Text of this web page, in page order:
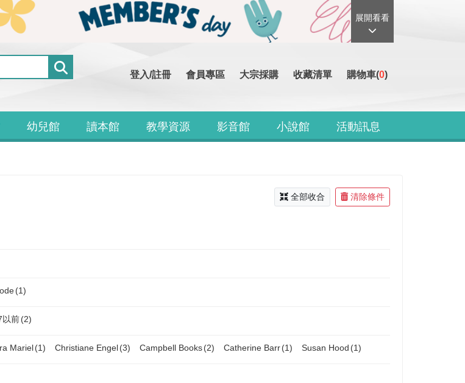
展開看看
登入/註冊 會員專區 大宗採購 收藏清單 購物車(0)
幼兒館 讀本館 教學資源 影音館 小說館 活動訊息
全部收合 清除條件
(1)
以前(2)
Mariel(1) Christiane Engel(3) Campbell Books(2) Catherine Barr(1) Susan Hood (1)